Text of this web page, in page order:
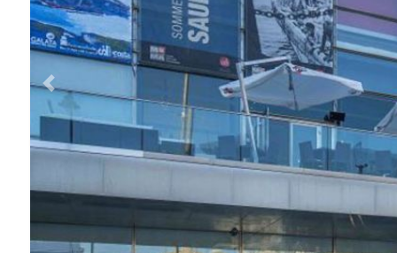
Previous